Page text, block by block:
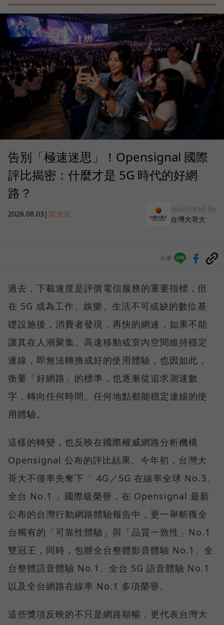
告別「極速迷思」！Opensignal 國際
評比揭密：什麼才是 5G 時代的好網
路？
2026.08.03 | 3C生活
sponsored by
台灣大哥大
分享
過去，下載速度是評價電信服務的重要指標，但
在 5G 成為工作、娛樂、生活不可或缺的數位基
礎設施後，消費者發現，再快的網速，如果不能
讓其在人潮聚集、高速移動或室內空間維持穩定
連線，即無法轉換成好的使用體驗，也因如此，
衡量「好網路」的標準，也逐漸從追求測速數
字，轉向任何時間、任何地點都能穩定連線的使
用體驗。
這樣的轉變，也反映在國際權威網路分析機構
Opensignal 公布的評比結果。今年初，台灣大
哥大不僅率先奪下「 4G／5G 在線率全球 No.3、
全台 No.1 」國際級榮譽，在 Opensignal 最新
公布的台灣行動網路體驗報告中，更一舉斬獲全
台獨有的「可靠性體驗」與「品質一致性」No.1
雙冠王，同時，包辦全台整體影音體驗 No.1、全
台整體語音體驗 No.1、全台 5G 語音體驗 No.1
以及全台網路在線率 No.1 多項榮譽。
這些獎項反映的不只是網路順暢，更代表台灣大